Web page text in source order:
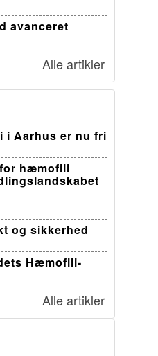
avanceret
Alle artikler
i Aarhus er nu fri
hæmofili
og sikkerhed
Hæmofili-
Alle artikler